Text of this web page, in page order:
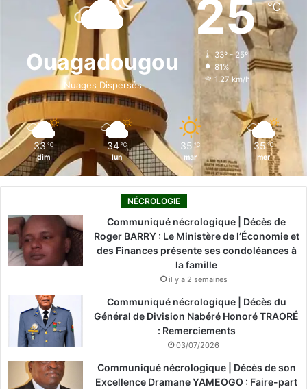
b
o
k
i
n
a
g
r
o
k
Ouagadougou
Nuages Dispersés
25℃
33º - 25º
81%
1.27 km/h
33 ℃
dim
34 ℃
lun
35 ℃
mar
35 ℃
mer
NÉCROLOGIE
Communiqué nécrologique | Décès de
Roger BARRY : Le Ministère de l’Économie et
des Finances présente ses condoléances à
la famille
il y a 2 semaines
Communiqué nécrologique | Décès du
Général de Division Nabéré Honoré TRAORÉ
: Remerciements
03/07/2026
Communiqué nécrologique | Décès de son
Excellence Dramane YAMEOGO : Faire-part